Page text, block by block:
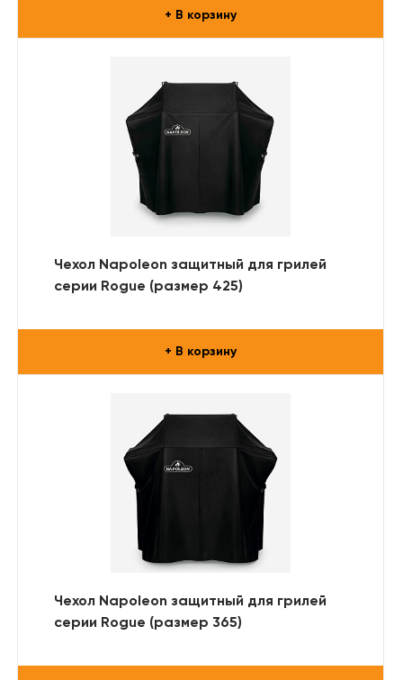
+ В корзину
Чехол Napoleon защитный для грилей
серии Rogue (размер 425)
+ В корзину
Чехол Napoleon защитный для грилей
серии Rogue (размер 365)